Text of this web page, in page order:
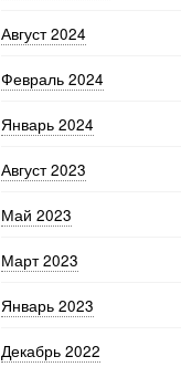
Август 2024
Февраль 2024
Январь 2024
Август 2023
Май 2023
Март 2023
Январь 2023
Декабрь 2022